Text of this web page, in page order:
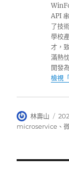
API
了技
學校
才，
滿熱
開發
檢視
作
者
林壽山
發
佈
microservice 、